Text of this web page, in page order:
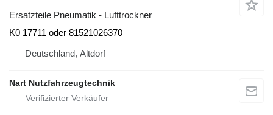
Ersatzteile Pneumatik - Lufttrockner
K0 17711 oder 81521026370
Deutschland, Altdorf
Nart Nutzfahrzeugtechnik